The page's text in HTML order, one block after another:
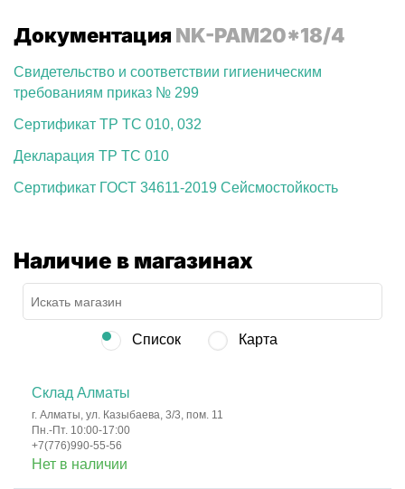
Документация NK-PAM20*18/4
Свидетельство и соответствии гигиеническим
требованиям приказ № 299
Сертификат ТР ТС 010, 032
Декларация ТР ТС 010
Сертификат ГОСТ 34611-2019 Сейсмостойкость
Наличие в магазинах
Список Карта
Склад Алматы
г. Алматы, ул. Казыбаева, 3/3, пом. 11
Пн.-Пт. 10:00-17:00
+7(776)990-55-56
Нет в наличии